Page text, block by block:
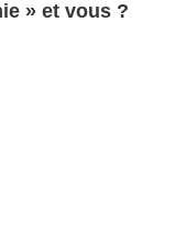
» et vous ?